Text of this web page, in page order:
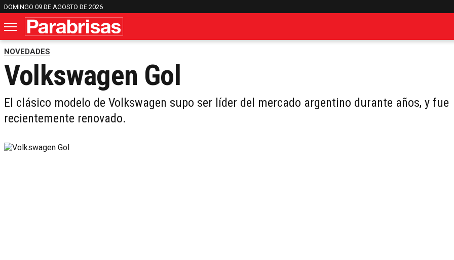
DOMINGO 09 DE AGOSTO DE 2026
NOVEDADES
Volkswagen Gol
El clásico modelo de Volkswagen supo ser líder del mercado argentino durante años, y fue
recientemente renovado.